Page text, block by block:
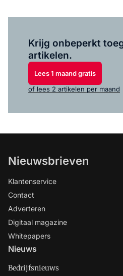
Krijg onbeperkt
artikelen.
Lees 1 maand gratis
of lees 2 artikelen per maand
Nieuwsbrieven
Klantenservice
Contact
Adverteren
Digitaal magazine
Whitepapers
Nieuws
Bedrijfsnieuws